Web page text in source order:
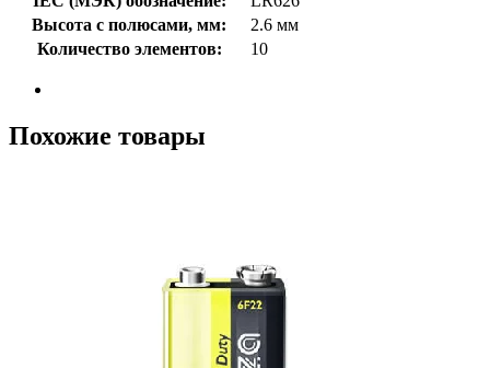
Высота с полюсами, мм:
2.6 мм
Количество элементов:
10
Похожие товары